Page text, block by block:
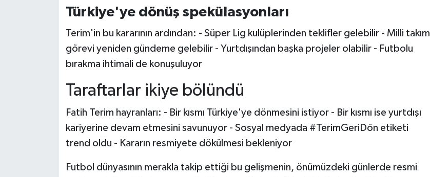
Türkiye'ye dönüş spekülasyonları
Terim'in bu kararının ardından: - Süper Lig kulüplerinden teklifler gelebilir - Milli takım
görevi yeniden gündeme gelebilir - Yurtdışından başka projeler olabilir - Futbolu
bırakma ihtimali de konuşuluyor
Taraftarlar ikiye bölündü
Fatih Terim hayranları: - Bir kısmı Türkiye'ye dönmesini istiyor - Bir kısmı ise yurtdışı
kariyerine devam etmesini savunuyor - Sosyal medyada #TerimGeriDön etiketi
trend oldu - Kararın resmiyete dökülmesi bekleniyor
Futbol dünyasının merakla takip ettiği bu gelişmenin, önümüzdeki günlerde resmi